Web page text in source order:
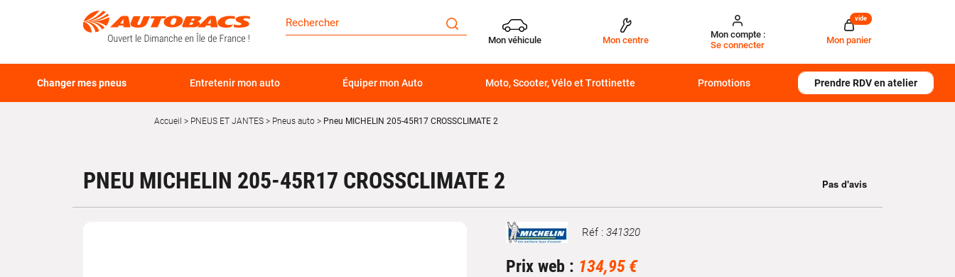
Mon véhicule Mon centre
Mon compte :
Se connecter
Mon panier
vide
Changer mes pneus Entretenir mon auto Équiper mon Auto Moto, Scooter, Vélo et Trottinette Promotions Prendre RDV en atelier
Accueil PNEUS ET JANTES Pneus auto Pneu MICHELIN 205-45R17 CROSSCLIMATE 2
PNEU MICHELIN 205-45R17 CROSSCLIMATE 2
Marque Réf : 341320
Prix web : 134,95 €